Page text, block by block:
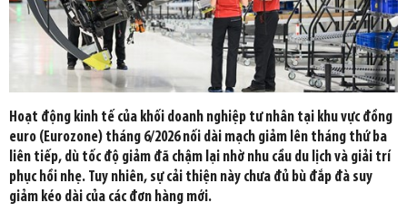
Hoạt động kinh tế của khối doanh nghiệp tư nhân tại khu vực đồng
euro (Eurozone) tháng 6/2026 nối dài mạch giảm lên tháng thứ ba
liên tiếp, dù tốc độ giảm đã chậm lại nhờ nhu cầu du lịch và giải trí
phục hồi nhẹ. Tuy nhiên, sự cải thiện này chưa đủ bù đắp đà suy
giảm kéo dài của các đơn hàng mới.